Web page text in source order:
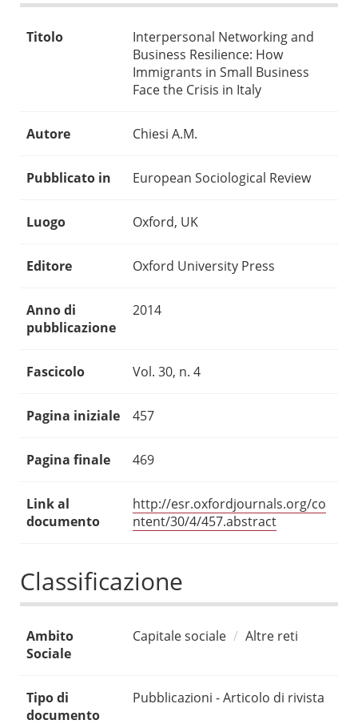
Titolo
Interpersonal Networking and
Business Resilience: How
Immigrants in Small Business
Face the Crisis in Italy
Autore Chiesi A.M.
Pubblicato in European Sociological Review
Luogo Oxford, UK
Editore Oxford University Press
Anno di
pubblicazione
2014
Fascicolo Vol. 30, n. 4
Pagina iniziale 457
Pagina finale 469
Link al
documento
http://esr.oxfordjournals.org/co
ntent/30/4/457.abstract
Classificazione
Ambito
Sociale
Capitale sociale Altre reti
Tipo di
documento
Pubblicazioni - Articolo di rivista